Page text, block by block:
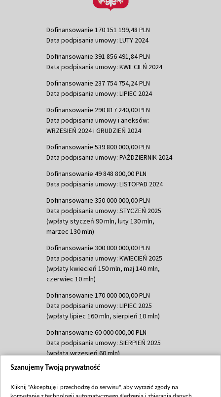
Dofinansowanie 170 151 199,48 PLN
Data podpisania umowy: LUTY 2024
Dofinansowanie 391 856 491,84 PLN
Data podpisania umowy: KWIECIEŃ 2024
Dofinansowanie 237 754 754,24 PLN
Data podpisania umowy: LIPIEC 2024
Dofinansowanie 290 817 240,00 PLN
Data podpisania umowy i aneksów:
WRZESIEŃ 2024 i GRUDZIEŃ 2024
Dofinansowanie 539 800 000,00 PLN
Data podpisania umowy: PAŹDZIERNIK 2024
Dofinansowanie 49 848 800,00 PLN
Data podpisania umowy: LISTOPAD 2024
Dofinansowanie 350 000 000,00 PLN
Data podpisania umowy: STYCZEŃ 2025
(wpłaty styczeń 90 mln, luty 130 mln,
marzec 130 mln)
Dofinansowanie 300 000 000,00 PLN
Data podpisania umowy: KWIECIEŃ 2025
(wpłaty kwiecień 150 mln, maj 140 mln,
czerwiec 10 mln)
Dofinansowanie 170 000 000,00 PLN
Data podpisania umowy: LIPIEC 2025
(wpłaty lipiec 160 mln, sierpień 10 mln)
Dofinansowanie 60 000 000,00 PLN
Data podpisania umowy: SIERPIEŃ 2025
(wpłata wrzesień 60 mln)
Dofinansowanie 635 783 051,21 PLN
(wpłata wrzesień 100 mln, październik 350
Szanujemy Twoją prywatność
Kliknij "Akceptuję i przechodzę do serwisu", aby wyrazić zgody na